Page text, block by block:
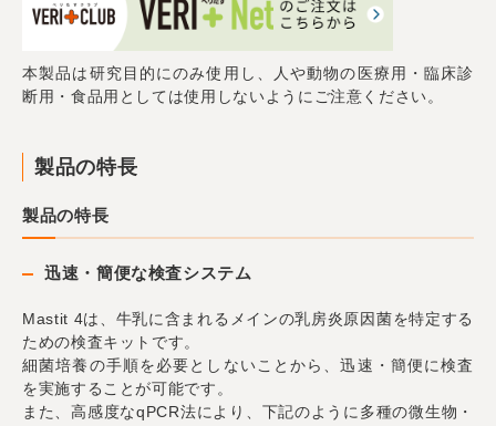
本製品は研究目的にのみ使用し、人や動物の医療用・臨床診
断用・食品用としては使用しないようにご注意ください。
製品の特長
製品の特長
迅速・簡便な検査システム
Mastit 4は、牛乳に含まれるメインの乳房炎原因菌を特定する
ための検査キットです。
細菌培養の手順を必要としないことから、迅速・簡便に検査
を実施することが可能です。
また、高感度なqPCR法により、下記のように多種の微生物・